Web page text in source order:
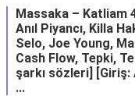
Massaka – Katliam
Anıl Piyancı, Killa
Selo, Joe Young,
Cash Flow, Tepki,
şarkı sözleri] [Giriş:
...